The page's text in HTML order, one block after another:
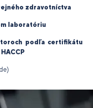
zdravotníctva
laboratóriu
podľa certifikátu